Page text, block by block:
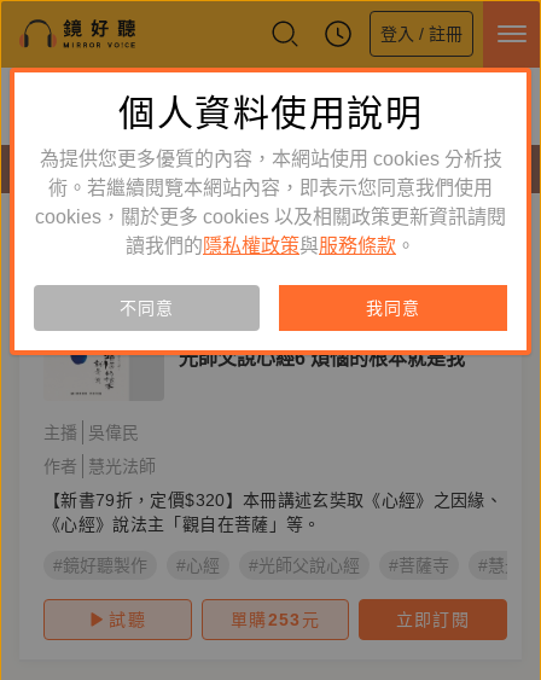
登入 / 註冊
鏡好聽全新APP上線
體驗全面升級，即刻下載
有聲書
慧光法師 新到舊 舊到新
有聲書
光師父說心經6 煩惱的根本就是我
主播
吳偉民
作者
慧光法師
【新書79折，定價$320】本冊講述玄奘取《心經》之因緣、
《心經》說法主「觀自在菩薩」等。
#鏡好聽製作 #心經 #光師父說心經 #菩薩寺 #慧光
試聽 單購253 元 立即訂閱
個人資料使用說明
為提供您更多優質的內容，本網站使用 cookies 分析技
術。若繼續閱覽本網站內容，即表示您同意我們使用
cookies，關於更多 cookies 以及相關政策更新資訊請閱
讀我們的 隱私權政策與服務條款 。
不同意 我同意